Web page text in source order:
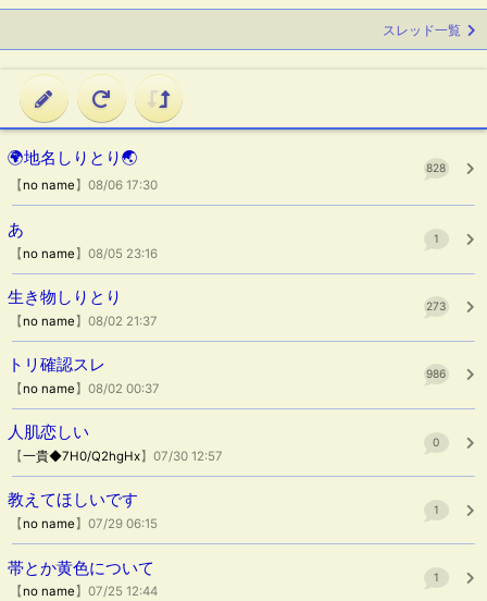
スレッド一覧
🌍地名しりとり🌏
【no name 】08/06 17:30
828
あ
【no name】08/05 23:16
1
生き物しりとり
【no name】08/02 21:37
273
トリ確認スレ
【no name】08/02 00:37
986
人肌恋しい
【一貴◆7H0/Q2hgHx】07/30 12:57
0
教えてほしいです
【no name 】07/29 06:15
1
帯とか黄色について
【no name 】07/25 12:44
1